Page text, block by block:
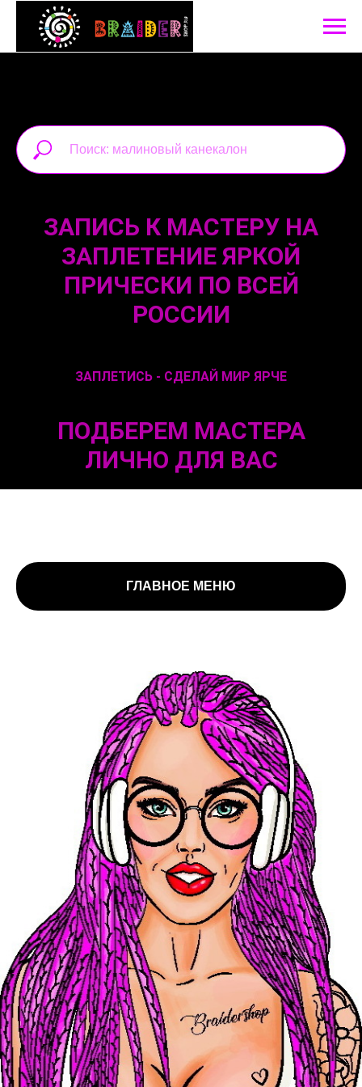
ЗАПИСЬ К МАСТЕРУ НА
ЗАПЛЕТЕНИЕ ЯРКОЙ
ПРИЧЕСКИ ПО ВСЕЙ
РОССИИ
ЗАПЛЕТИСЬ - СДЕЛАЙ МИР ЯРЧЕ
ПОДБЕРЕМ МАСТЕРА
ЛИЧНО ДЛЯ ВАС
ГЛАВНОЕ МЕНЮ